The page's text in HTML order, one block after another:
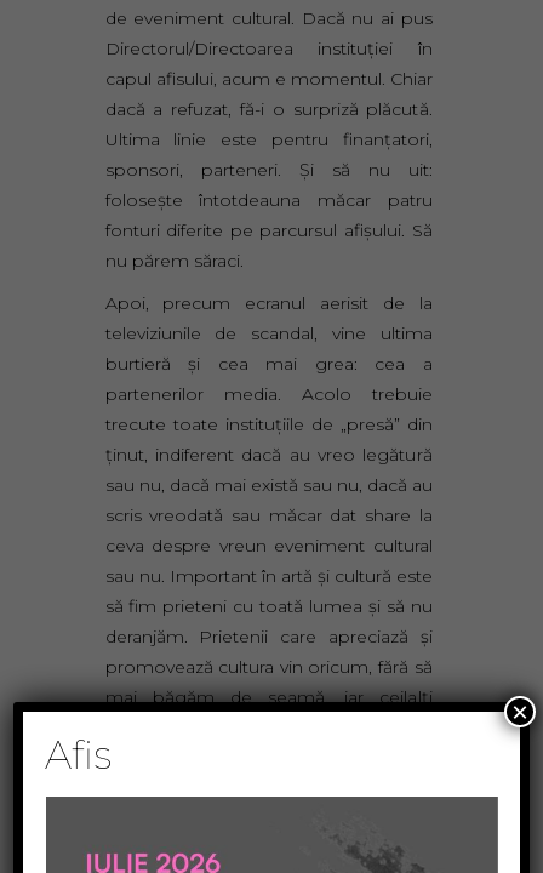
de eveniment cultural. Dacă nu ai pus
Directorul/Directoarea instituţiei în
capul afisului, acum e momentul. Chiar
dacă a refuzat, fă-i o surpriză plăcută.
Ultima linie este pentru finanţatori,
sponsori, parteneri. Şi să nu uit:
foloseşte întotdeauna măcar patru
fonturi diferite pe parcursul afişului. Să
nu părem săraci.
Apoi, precum ecranul aerisit de la
televiziunile de scandal, vine ultima
burtieră şi cea mai grea: cea a
partenerilor media. Acolo trebuie
trecute toate instituţiile de „presă” din
ţinut, indiferent dacă au vreo legătură
sau nu, dacă mai există sau nu, dacă au
scris vreodată sau măcar dat share la
ceva despre vreun eveniment cultural
sau nu. Important în artă şi cultură este
să fim prieteni cu toată lumea şi să nu
deranjăm. Prietenii care apreciază şi
promovează cultura vin oricum, fără să
mai băgăm de seamă, iar ceilalţi
artişti şi ne emoţionăm uşor. Repet,
Afiş Poetica, practic aţi realizat încă un
Afis
×